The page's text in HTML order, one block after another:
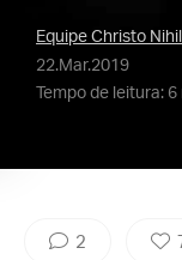
Equipe Christo
22.Mar.2019
Tempo de leitura:
2